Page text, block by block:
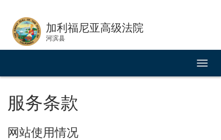
Content
加利福尼亚高级法院
河滨县
切
服务条款
网站使用情况